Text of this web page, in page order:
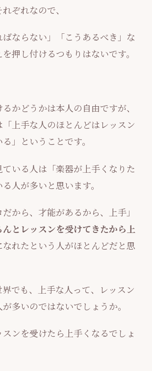
ぞれなので、
ばならない」「こうあるべき」な
押し付けるつもりはないです。
かどうかは本人の自由ですが、
上手な人のほとんどはレッスン
」ということです。
いる人は「楽器が上手くなりた
人が多いと思います。
だから、才能があるから、上手」
んとレッスンを受けてきたから上
れたという人がほとんどだと思
でも、上手な人って、レッスン
多いのではないでしょうか。
ンを受けたら上手くなるでしょ